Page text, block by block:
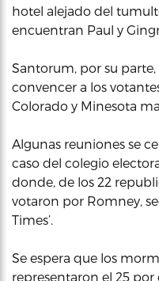
hotel alejado del
encuentran Paul y
Santorum, por su
convencer a los
Colorado y Minesota
Algunas reuniones se
caso del colegio
donde, de los 22
votaron por Romney,
Times’.
Se espera que los
representaron el 25